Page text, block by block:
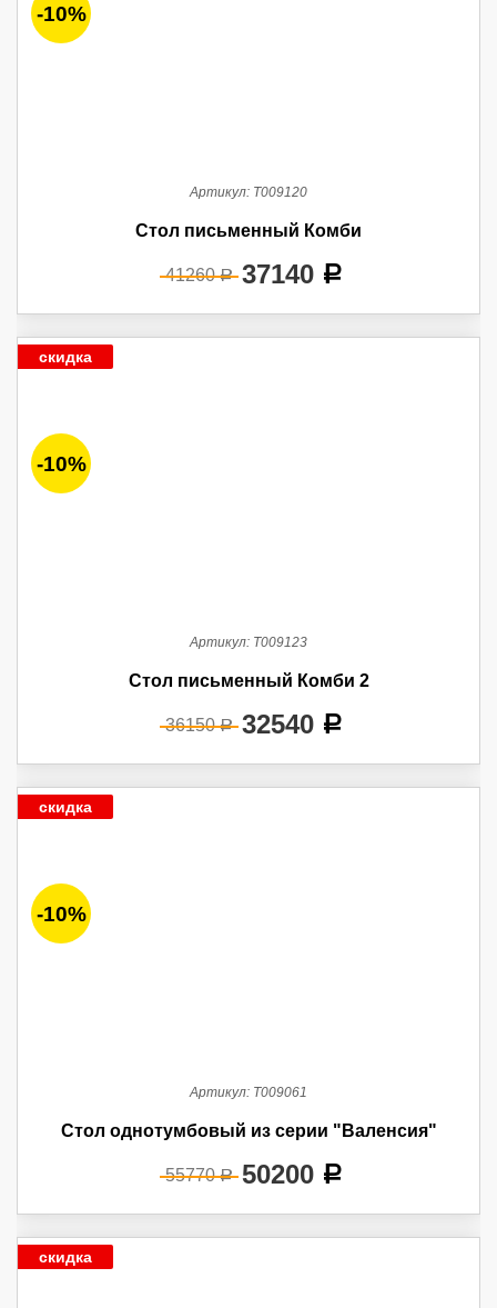
-10%
Артикул: Т009120
Стол письменный Комби
41260a 37140 a
скидка
-10%
Артикул: Т009123
Стол письменный Комби 2
36150a 32540 a
скидка
-10%
Артикул: Т009061
Стол однотумбовый из серии "Валенсия"
55770a 50200 a
скидка